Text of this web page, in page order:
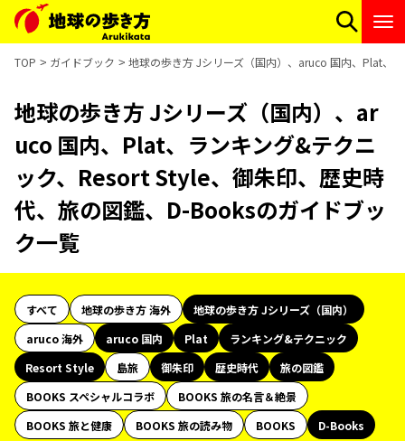
TOP ガイドブック 地球の歩き方 Jシリーズ（国内）、aruco 国内、Plat、
地球の歩き方 Jシリーズ（国内）、ar
uco 国内、Plat、ランキング&テクニ
ック、Resort Style、御朱印、歴史時
代、旅の図鑑、D-Booksのガイドブッ
ク一覧
すべて 地球の歩き方 海外
地球の歩き方 Jシリーズ（国内）
aruco 海外
aruco 国内 Plat
ランキング&テクニック
Resort Style
島旅 御朱印 歴史時代
旅の図鑑
BOOKS スペシャルコラボ
BOOKS 旅の名言＆絶景
BOOKS 旅と健康
BOOKS 旅の読み物 BOOKS
D-Books